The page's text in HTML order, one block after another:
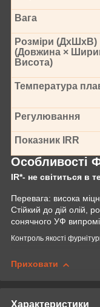
Вага
Розміри (ДхШхВ)
(Довжина ×
Висота)
Температура
Регулювання
Показник IRR
Особливості
IR*- не світиться в
Перевага: висока
Стійкий до дій олій,
сонячного УФ
Контроль якості
Приховати
Характеристики